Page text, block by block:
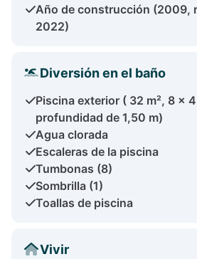
Año de construcción (2009,
2022)
Diversión en el baño
Piscina exterior ( 32 m², 8 x
profundidad de 1,50 m)
Agua clorada
Escaleras de la piscina
Tumbonas (8)
Sombrilla (1)
Toallas de piscina
Vivir